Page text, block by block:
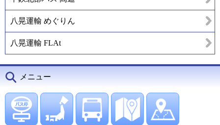
八晃運輸 めぐりん
八晃運輸 FLAt
メニュー